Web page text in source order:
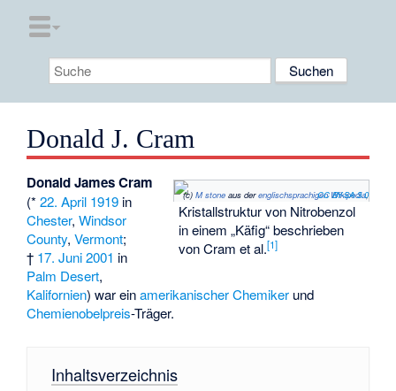
Donald J. Cram
(c) M stoneaus derenglischsprachigen Wikipedia,
CC BY-SA 3.0
Kristallstruktur von Nitrobenzol
in einem „Käfig“ beschrieben
von Cram et al.[1]
Donald James Cram
(*22. April 1919 in
Chester,Windsor
County,Vermont;
† 17. Juni 2001 in
Palm Desert,
Kalifornien) war einamerikanischer Chemiker und
Chemienobelpreis-Träger.
Inhaltsverzeichnis